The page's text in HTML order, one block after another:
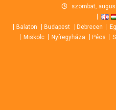
content
szombat,
Balaton Budapest Debrecen
Miskolc
Nyíregyháza Pécs